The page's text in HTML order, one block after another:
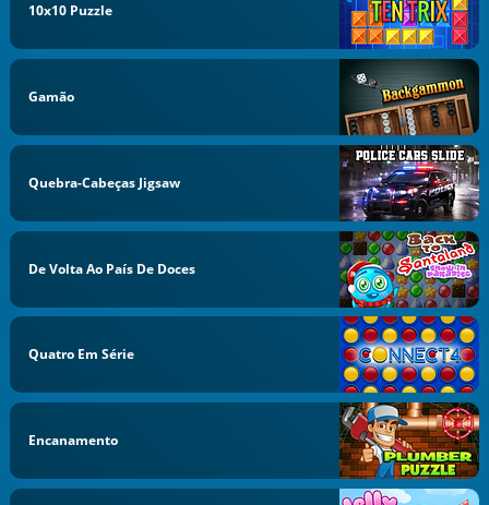
10x10 Puzzle
Gamão
Quebra-Cabeças Jigsaw
De Volta Ao País De Doces
Quatro Em Série
Encanamento